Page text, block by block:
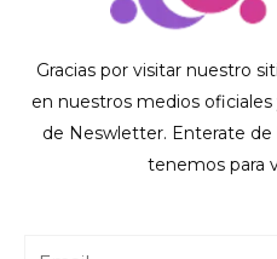
Gracias por visitar nuestro
en nuestros medios
de Neswletter. Enterate
tenemos para